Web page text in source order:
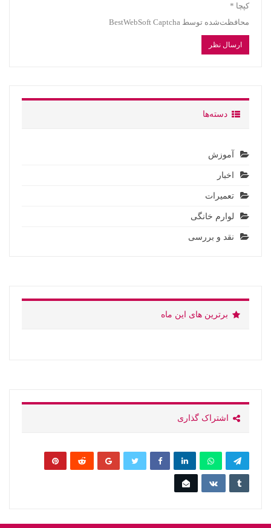
کپچا *
محافظت‌شده توسط BestWebSoft Captcha
دسته‌ها
آموزش
اخبار
تعمیرات
لوارم خانگی
نقد و بررسی
برترین های این ماه
اشتراک گذاری